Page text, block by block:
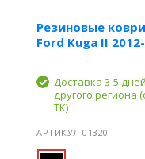
Резиновые
Ford Kuga II
Доставка 3-5
другого региона
ТК)
АРТИКУЛ 01320